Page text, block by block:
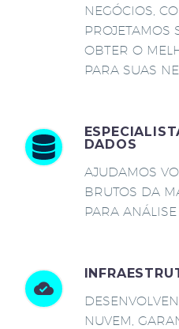
NEGÓCIOS,
PROJETAMOS
OBTER O
PARA SUAS
DADOS
AJUDAMOS
BRUTOS DA
PARA
NUVEM,